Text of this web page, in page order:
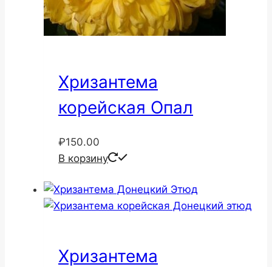
Хризантема
корейская Опал
₽150.00
В корзину
Хризантема